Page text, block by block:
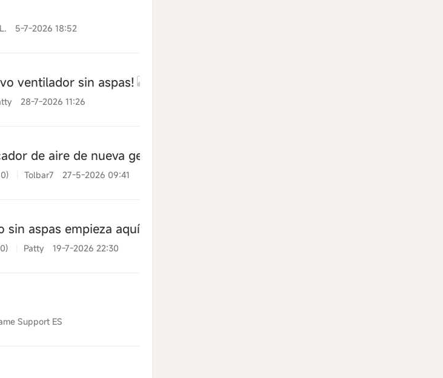
5-7-2026 18:52
ventilador sin aspas!
28-7-2026 11:26
de aire de nueva generación para mascotas
Tolbar7 27-5-2026 09:41
aspas empieza aquí !
Patty 19-7-2026 22:30
Support ES